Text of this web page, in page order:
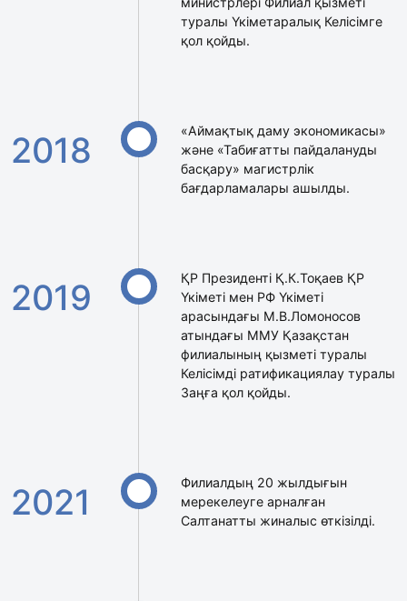
туралы Үкіметаралық Келісімге
қол қойды.
2018
«Аймақтық даму экономикасы»
және «Табиғатты пайдалануды
басқару» магистрлік
бағдарламалары ашылды.
2019
ҚР Президенті Қ.К.Тоқаев ҚР
Үкіметі мен РФ Үкіметі
арасындағы М.В.Ломоносов
атындағы ММУ Қазақстан
филиалының қызметі туралы
Келісімді ратификациялау туралы
Заңға қол қойды.
2021
Филиалдың 20 жылдығын
мерекелеуге арналған
Салтанатты жиналыс өткізілді.